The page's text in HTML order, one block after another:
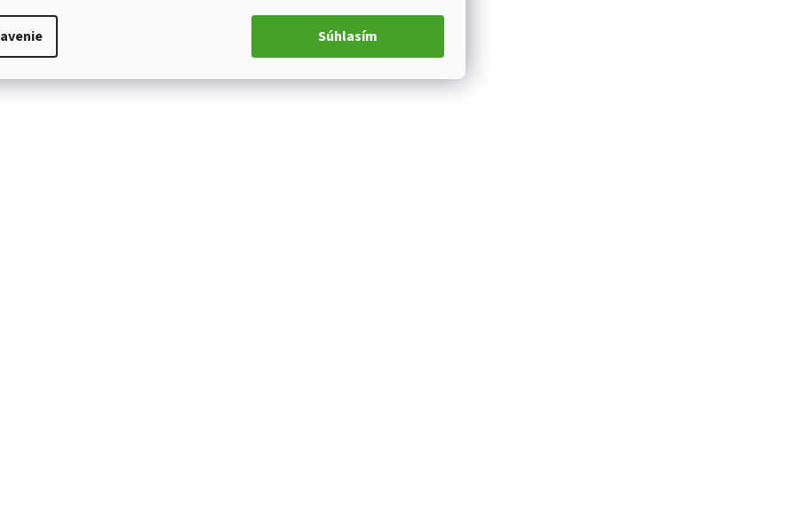
Súhlasím